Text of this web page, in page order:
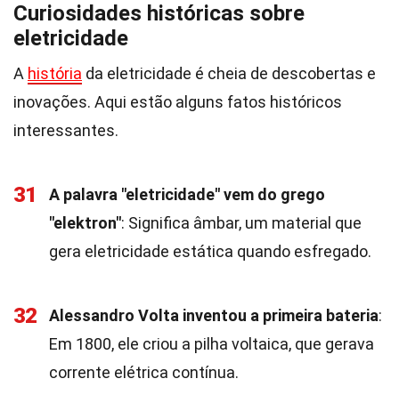
Curiosidades históricas sobre
eletricidade
A história da eletricidade é cheia de descobertas e
inovações. Aqui estão alguns fatos históricos
interessantes.
31
A palavra "eletricidade" vem do grego
"elektron": Significa âmbar, um material que
gera eletricidade estática quando esfregado.
32 Alessandro Volta inventou a primeira bateria:
Em 1800, ele criou a pilha voltaica, que gerava
corrente elétrica contínua.